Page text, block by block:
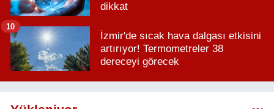
dikkat
İzmir'de sıcak hava dalgası etkisini
artırıyor! Termometreler 38
dereceyi görecek
10